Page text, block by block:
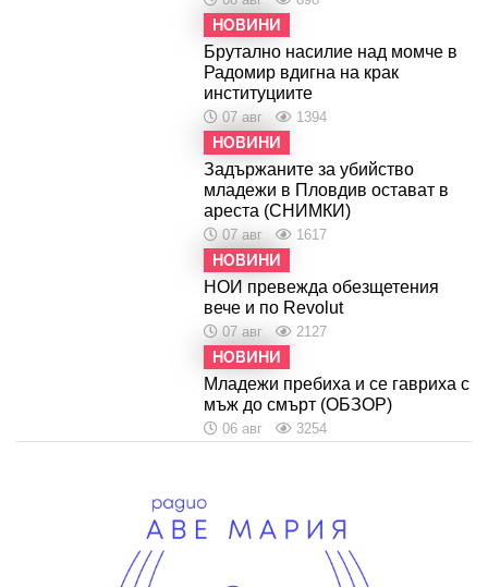
НОВИНИ
Брутално насилие над момче в
Радомир вдигна на крак
институциите
07 авг 1394
НОВИНИ
Задържаните за убийство
младежи в Пловдив остават в
ареста (СНИМКИ)
07 авг 1617
НОВИНИ
НОИ превежда обезщетения
вече и по Revolut
07 авг 2127
НОВИНИ
Младежи пребиха и се гавриха с
мъж до смърт (ОБЗОР)
06 авг 3254